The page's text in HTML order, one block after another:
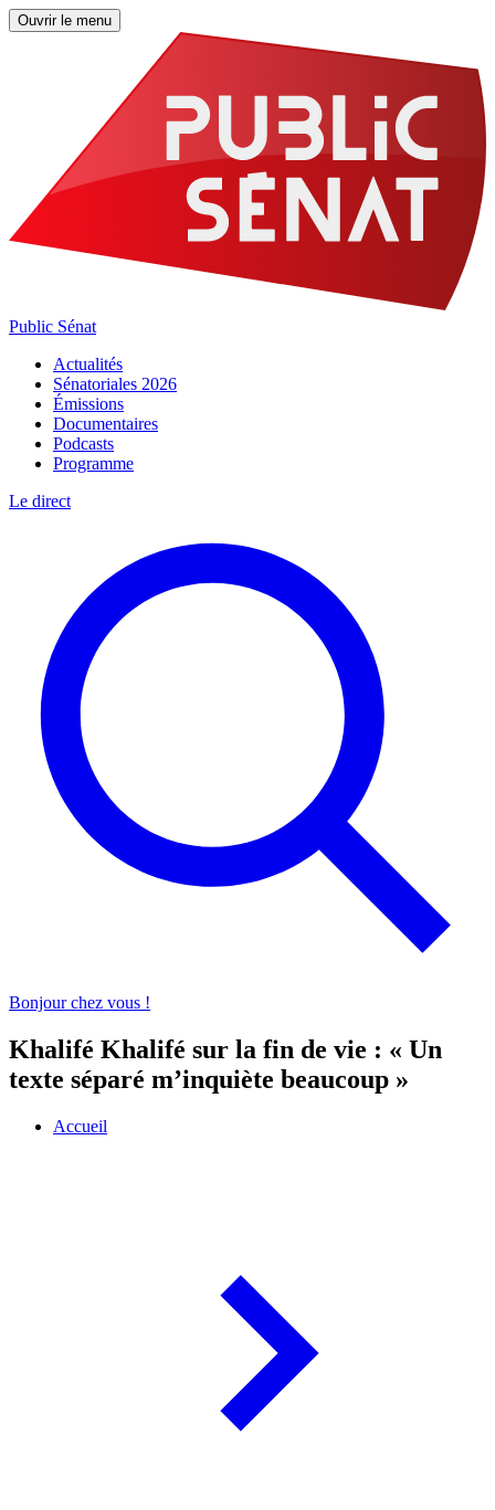
Ouvrir le menu
Public Sénat
Actualités
Sénatoriales 2026
Émissions
Documentaires
Podcasts
Programme
Le direct
Bonjour chez vous !
Khalifé Khalifé sur la fin de vie : « Un
texte séparé m’inquiète beaucoup »
Accueil